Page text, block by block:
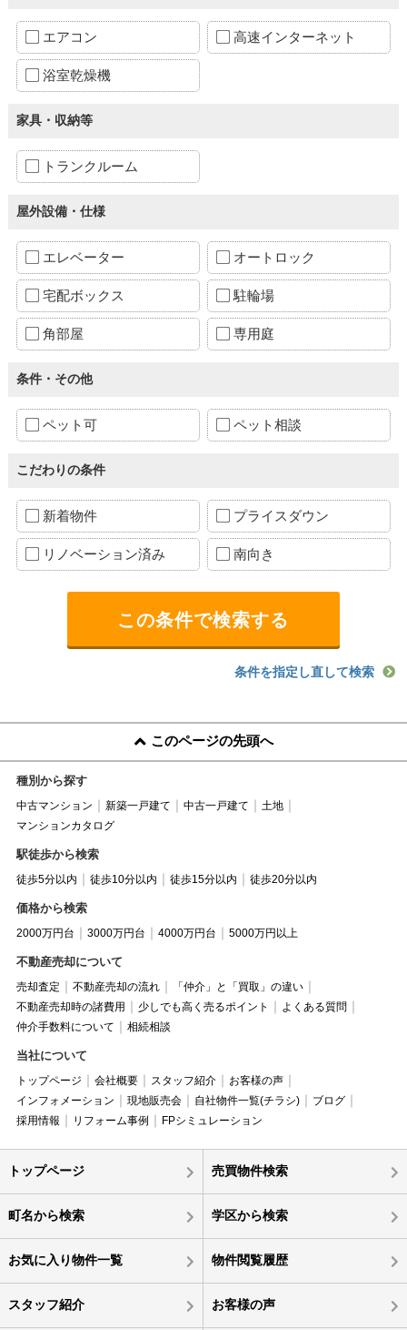
エアコン 高速インターネット
浴室乾燥機
家具・収納等
トランクルーム
屋外設備・仕様
エレベーター オートロック
宅配ボックス 駐輪場
角部屋 専用庭
条件・その他
ペット可 ペット相談
こだわりの条件
新着物件 プライスダウン
リノベーション済み 南向き
条件を指定し直して検索
このページの先頭へ
種別から探す
中古マンション 新築一戸建て 中古一戸建て
土地
マンションカタログ
駅徒歩から検索
徒歩5分以内 徒歩10分以内 徒歩15分以内 徒歩20分以内
価格から検索
2000万円台 3000万円台 4000万円台 5000万円以上
不動産売却について
売却査定 不動産売却の流れ
「仲介」と「買取」の違い
不動産売却時の諸費用
少しでも高く売るポイント
よくある質問
仲介手数料について
相続相談
当社について
トップページ 会社概要 スタッフ紹介
お客様の声
インフォメーション
現地販売会 自社物件一覧(チラシ)
ブログ
採用情報
リフォーム事例 FPシミュレーション
トップページ 売買物件検索
町名から検索 学区から検索
お気に入り物件一覧 物件閲覧履歴
スタッフ紹介 お客様の声